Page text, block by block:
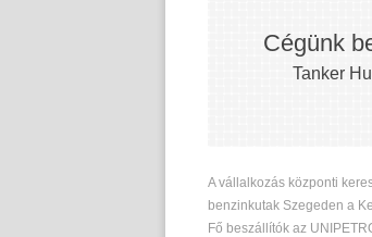
Cégünk
Tanker
A vállalkozás központi
benzinkutak Szegeden a
Fő beszállítók az